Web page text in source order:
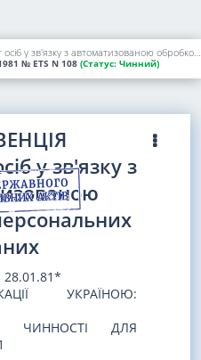
Конвенція про захист осіб у зв'язку з автоматизованою обробкою персональних даних
№ ETS N 108 (Статус: Чинний)
у зв'язку з
УКРАЇНОЮ:
ЧИННОСТІ ДЛЯ